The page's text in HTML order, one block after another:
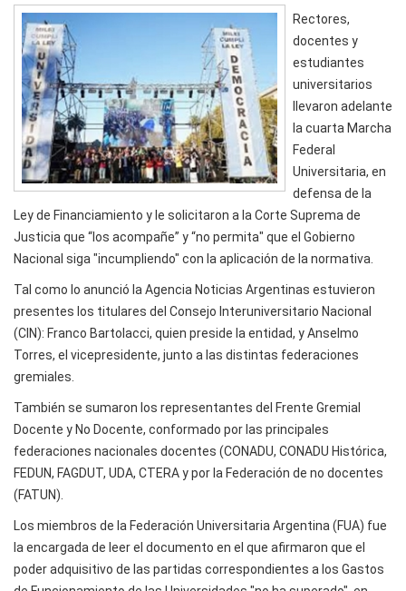
Rectores,
docentes y
estudiantes
universitarios
llevaron adelante
la cuarta Marcha
Federal
Universitaria, en
defensa de la
Ley de Financiamiento y le solicitaron a la Corte Suprema de
Justicia que “los acompañe” y “no permita" que el Gobierno
Nacional siga "incumpliendo" con la aplicación de la normativa.
Tal como lo anunció la Agencia Noticias Argentinas estuvieron
presentes los titulares del Consejo Interuniversitario Nacional
(CIN): Franco Bartolacci, quien preside la entidad, y Anselmo
Torres, el vicepresidente, junto a las distintas federaciones
gremiales.
También se sumaron los representantes del Frente Gremial
Docente y No Docente, conformado por las principales
federaciones nacionales docentes (CONADU, CONADU Histórica,
FEDUN, FAGDUT, UDA, CTERA y por la Federación de no docentes
(FATUN).
Los miembros de la Federación Universitaria Argentina (FUA) fue
la encargada de leer el documento en el que afirmaron que el
poder adquisitivo de las partidas correspondientes a los Gastos